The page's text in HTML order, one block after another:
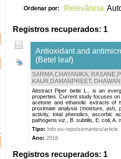
Ordenar por: Relevância
Registros recuperados: 1
Antioxidant and
(Betel leaf)
SARMA,CHAYANIKA;
KAUR,DAMANPREET;
Abstract Piper betle L., is an
properties. Current study focuses
acetone and ethanolic extracts of
proximate analysis (moisture, ash,
activity, total phenolics, ascorbic
pathogens viz., B. subtilis, E. coli, A.
Tipo: Info:eu-repo/semantics/article
Ano: 2018
Registros recuperados: 1